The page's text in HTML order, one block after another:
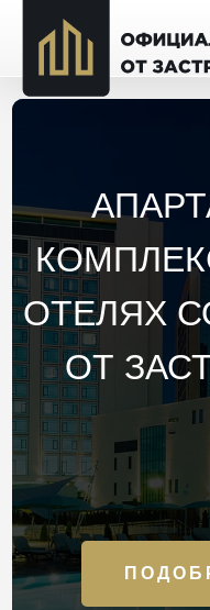
ОТЕЛЯХ
ОТ